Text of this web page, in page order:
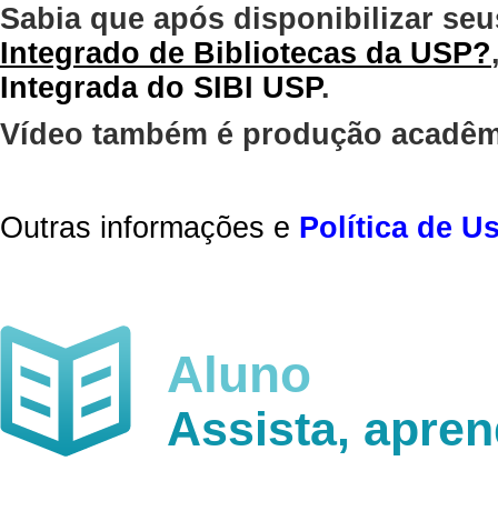
Sabia que após disponibilizar
Integrado de Bibliotecas da USP?
Integrada do SIBI USP.
Vídeo também é produção
Outras informações e Política de
Aluno
Assista,